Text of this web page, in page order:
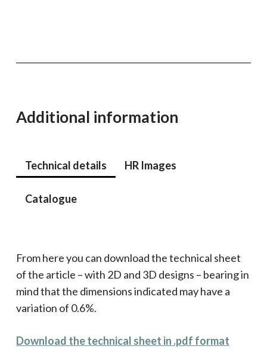
Additional information
Technical details HR Images
Catalogue
From here you can download the technical sheet
of the article – with 2D and 3D designs – bearing in
mind that the dimensions indicated may have a
variation of 0.6%.
Download the technical sheet in .pdf format